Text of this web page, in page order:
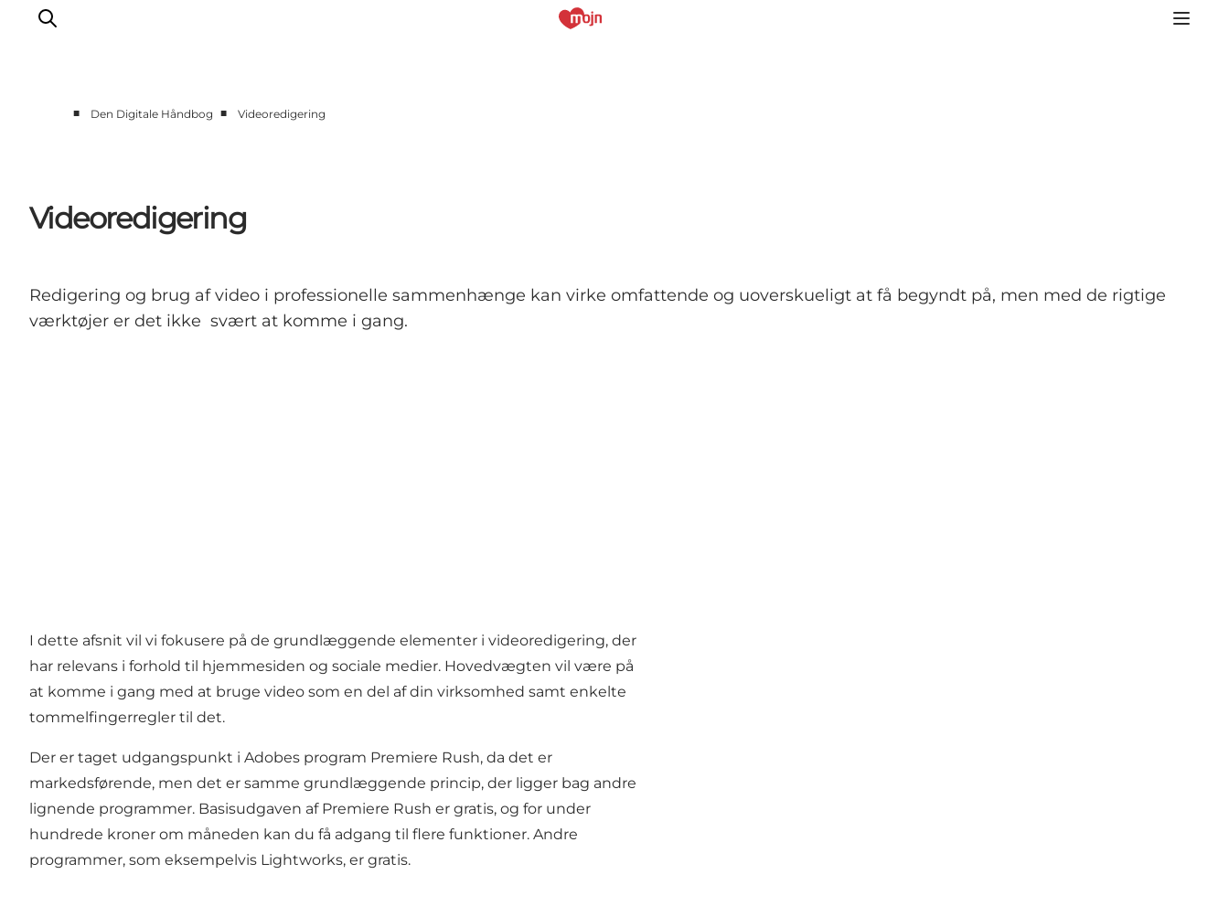
Projektudvikling
Analyse
GoVisit
■ Den Digitale Håndbog ■ Videoredigering
Videoredigering
Redigering og brug af video i professionelle sammenhænge kan virke omfattende og uoverskueligt at få begyndt på, men med de rigtige
værktøjer er det ikke svært at komme i gang.
I dette afsnit vil vi fokusere på de grundlæggende elementer i videoredigering, der
har relevans i forhold til hjemmesiden og sociale medier. Hovedvægten vil være på
at komme i gang med at bruge video som en del af din virksomhed samt enkelte
tommelfingerregler til det.
Der er taget udgangspunkt i Adobes program Premiere Rush, da det er
markedsførende, men det er samme grundlæggende princip, der ligger bag andre
lignende programmer. Basisudgaven af Premiere Rush er gratis, og for under
hundrede kroner om måneden kan du få adgang til flere funktioner. Andre
programmer, som eksempelvis Lightworks, er gratis.